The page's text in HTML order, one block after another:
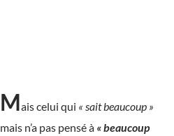
Mais celui qui « sait beaucoup »
mais n’a pas pensé à « beaucoup